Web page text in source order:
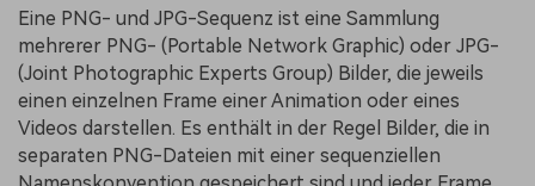
Eine PNG- und JPG-Sequenz ist eine Sammlung
mehrerer PNG- (Portable Network Graphic) oder JPG-
(Joint Photographic Experts Group) Bilder, die jeweils
einen einzelnen Frame einer Animation oder eines
Videos darstellen. Es enthält in der Regel Bilder, die in
separaten PNG-Dateien mit einer sequenziellen